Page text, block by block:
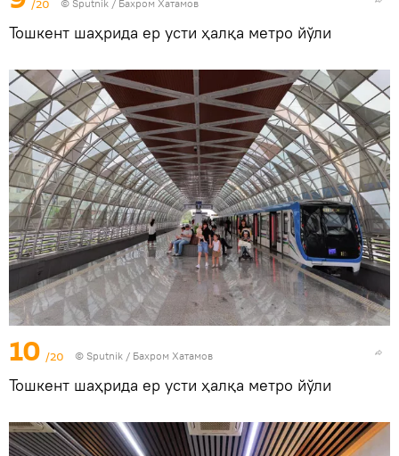
/20 © Sputnik / Бахром Хатамов
Тошкент шаҳрида ер усти ҳалқа метро йўли
10 /20 © Sputnik / Бахром Хатамов
Тошкент шаҳрида ер усти ҳалқа метро йўли